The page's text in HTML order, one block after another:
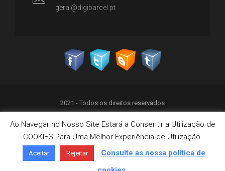
geral@digibarcel.pt
2021 - Todos os direitos reservados
Política de Privacidade
Termos & Condições
Política de Cookies
Livro de Reclamações on-line
Ao Navegar no Nosso Site Estará a Consentir a Utilização de
COOKIES Para Uma Melhor Experiência de Utilização.
Aceitar Rejeitar
Consulte as nossa política de